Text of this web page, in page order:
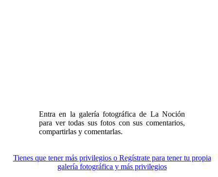
Entra en la galería fotográfica de La Noción
para ver todas sus fotos con sus comentarios,
compartirlas y comentarlas.
Tienes que tener más privilegios o Regístrate para tener tu propia
galería fotográfica y más privilegios